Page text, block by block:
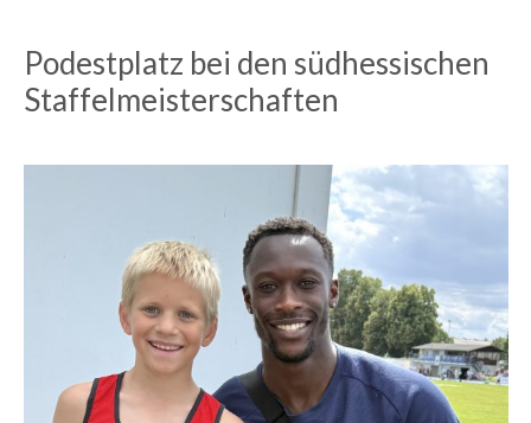
Podestplatz bei den südhessischen
Staffelmeisterschaften